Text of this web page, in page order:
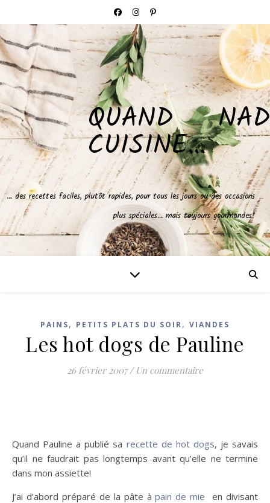
QUAND NAD
CUISINE…
… des recettes faciles, plutôt rapides, pour tous les jours ou des occasions
plus spéciales… mais toujours gourmandes!
PAINS, PETITS PLATS DU SOIR, VIANDES
Les hot dogs de Pauline
26 février 2007 / Un commentaire
Quand Pauline a publié sa recette de hot dogs, je savais
qu’il ne faudrait pas longtemps avant qu’elle ne termine
dans mon assiette!
J’ai d’abord préparé de la pâte àpain de mie en divisant